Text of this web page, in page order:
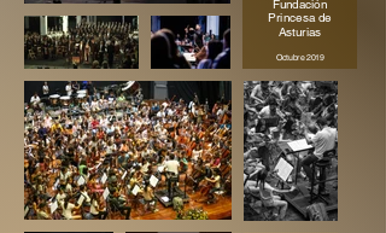
Fundación
Princesa de
Asturias
Octubre 2019